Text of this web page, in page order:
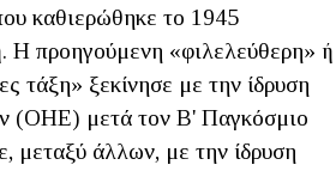
καθιερώθηκε το 1945
Η προηγούμενη «φιλελεύθερη» ή
τάξη» ξεκίνησε με την ίδρυση
(ΟΗΕ) μετά τον Β' Παγκόσμιο
μεταξύ άλλων, με την ίδρυση